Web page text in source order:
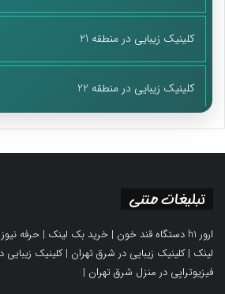
کلینیک زیبایی در منطقه 21
کلینیک زیبایی در منطقه 22
تبلیغات متنی
ارور h1 دستگاه قند خون | خرید بک لینک | حرفه نیوز
لینک |کلینیک زیبایی در شرق تهران |کلینیک
فیزیوتراپی در منزل شرق تهران |